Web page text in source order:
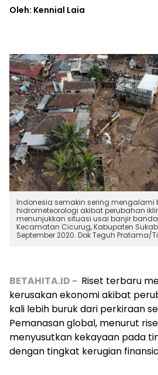
Oleh: Kennial Laia
Indonesia semakin sering mengalami
hidrometeorologi akibat perubahan
menunjukkan situasi usai banjir
Kecamatan Cicurug, Kabupaten
September 2020. Dok Teguh Pratama/
BETAHITA.ID - Riset terbaru
kerusakan ekonomi akibat
kali lebih buruk dari perkiraan
Pemanasan global, menurut
menyusutkan kekayaan pada
dengan tingkat kerugian